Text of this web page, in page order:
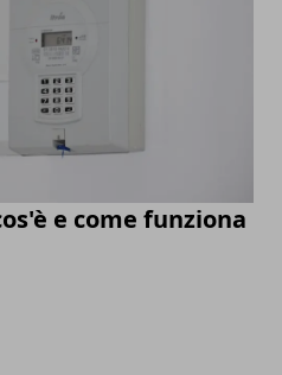
e come funziona